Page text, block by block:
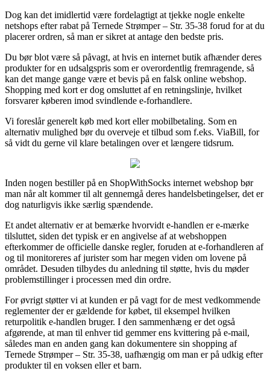
Dog kan det imidlertid være fordelagtigt at tjekke nogle enkelte
netshops efter rabat på Ternede Strømper – Str. 35-38 forud for at du
placerer ordren, så man er sikret at antage den bedste pris.
Du bør blot være så påvagt, at hvis en internet butik afhænder deres
produkter for en udsalgspris som er overordentlig fremragende, så
kan det mange gange være et bevis på en falsk online webshop.
Shopping med kort er dog omsluttet af en retningslinje, hvilket
forsvarer køberen imod svindlende e-forhandlere.
Vi foreslår generelt køb med kort eller mobilbetaling. Som en
alternativ mulighed bør du overveje et tilbud som f.eks. ViaBill, for
så vidt du gerne vil klare betalingen over et længere tidsrum.
Inden nogen bestiller på en ShopWithSocks internet webshop bør
man når alt kommer til alt gennemgå deres handelsbetingelser, det er
dog naturligvis ikke særlig spændende.
Et andet alternativ er at bemærke hvorvidt e-handlen er e-mærke
tilsluttet, siden det typisk er en angivelse af at webshoppen
efterkommer de officielle danske regler, foruden at e-forhandleren af
og til monitoreres af jurister som har megen viden om lovene på
området. Desuden tilbydes du anledning til støtte, hvis du møder
problemstillinger i processen med din ordre.
For øvrigt støtter vi at kunden er på vagt for de mest vedkommende
reglementer der er gældende for købet, til eksempel hvilken
returpolitik e-handlen bruger. I den sammenhæng er det også
afgørende, at man til enhver tid gemmer ens kvittering på e-mail,
således man en anden gang kan dokumentere sin shopping af
Ternede Strømper – Str. 35-38, uafhængig om man er på udkig efter
produkter til en voksen eller et barn.